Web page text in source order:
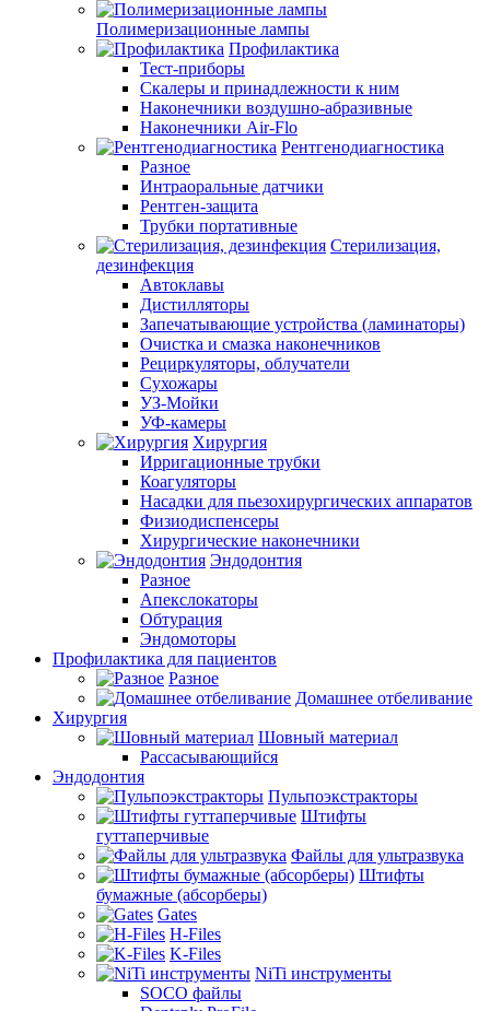
Полимеризационные лампы
Профилактика
Тест-приборы
Скалеры и принадлежности к ним
Наконечники воздушно-абразивные
Наконечники Air-Flo
Рентгенодиагностика
Разное
Интраоральные датчики
Рентген-защита
Трубки портативные
Стерилизация,
дезинфекция
Автоклавы
Дистилляторы
Запечатывающие устройства (ламинаторы)
Очистка и смазка наконечников
Рециркуляторы, облучатели
Сухожары
УЗ-Мойки
УФ-камеры
Хирургия
Ирригационные трубки
Коагуляторы
Насадки для пьезохирургических аппаратов
Физиодиспенсеры
Хирургические наконечники
Эндодонтия
Разное
Апекслокаторы
Обтурация
Эндомоторы
Профилактика для пациентов
Разное
Домашнее отбеливание
Хирургия
Шовный материал
Рассасывающийся
Эндодонтия
Пульпоэкстракторы
Штифты
гуттаперчивые
Файлы для ультразвука
Штифты
бумажные (абсорберы)
Gates
H-Files
K-Files
NiTi инструменты
SOCO файлы